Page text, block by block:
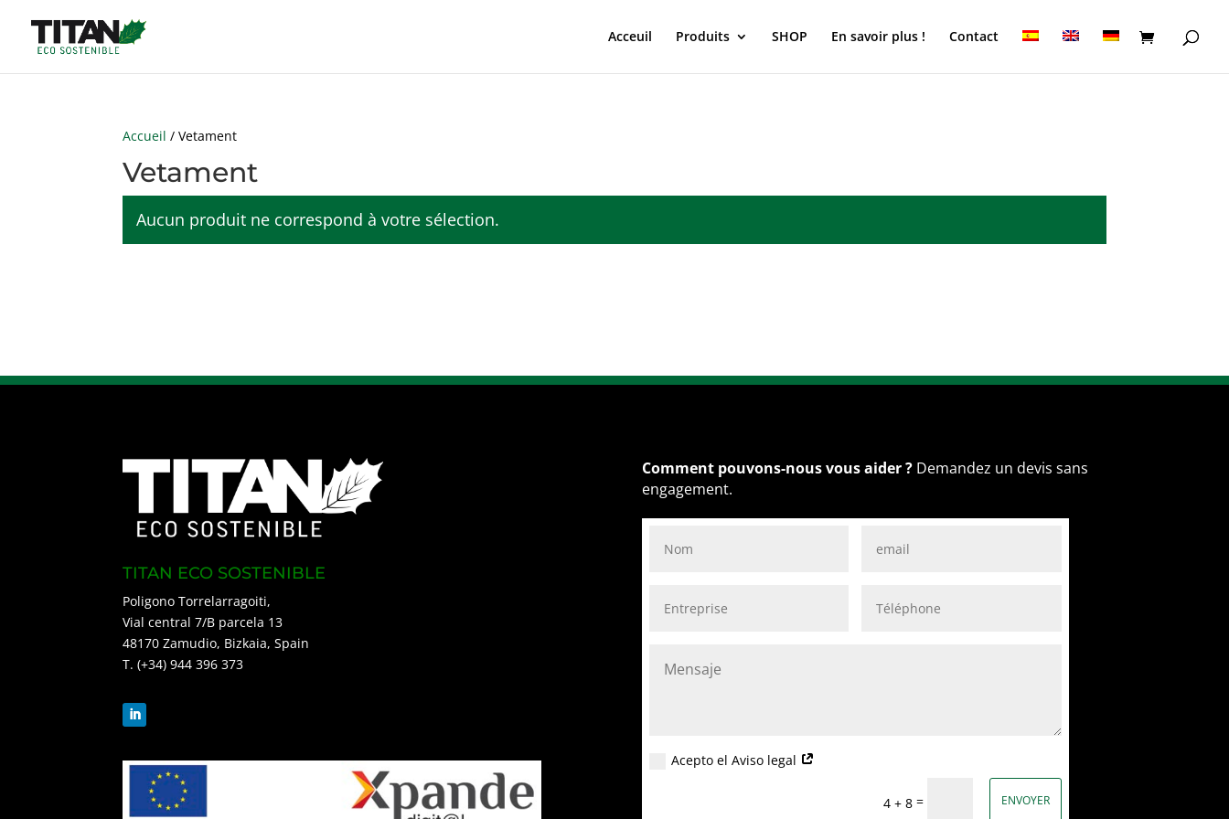
Acceuil Produits SHOP En savoir plus ! Contact
Accueil / Vetament
Vetament
Aucun produit ne correspond à votre sélection.
TITAN ECO SOSTENIBLE
Poligono Torrelarragoiti,
Vial central 7/B parcela 13
48170 Zamudio, Bizkaia, Spain
T. (+34) 944 396 373
Comment pouvons-nous vous aider ? Demandez un devis sans
engagement.
Acepto el Aviso legal
4 + 8= ENVOYER